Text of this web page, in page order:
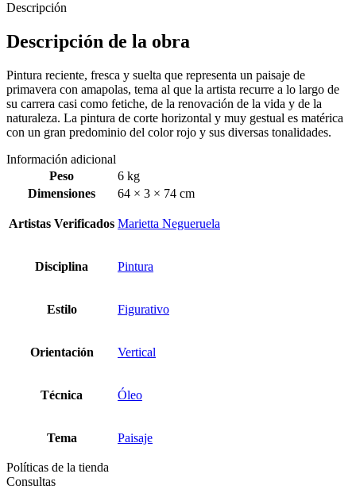
Descripción
Descripción de la obra
Pintura reciente, fresca y suelta que representa un paisaje de
primavera con amapolas, tema al que la artista recurre a lo largo de
su carrera casi como fetiche, de la renovación de la vida y de la
naturaleza. La pintura de corte horizontal y muy gestual es matérica
con un gran predominio del color rojo y sus diversas tonalidades.
Información adicional
Peso
6 kg
Dimensiones
64 × 3 × 74 cm
Artistas Verificados Marietta Negueruela
Disciplina Pintura
Estilo Figurativo
Orientación Vertical
Técnica Óleo
Tema Paisaje
Políticas de la tienda
Consultas